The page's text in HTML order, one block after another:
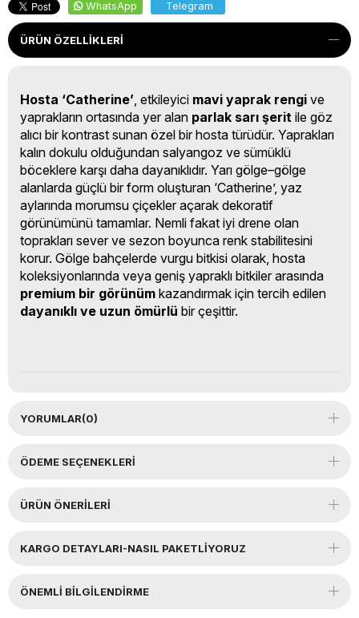
WhatsApp Telegram
ÜRÜN ÖZELLIKLERI
Hosta ‘Catherine’ , etkileyici mavi yaprak rengi ve
yaprakların ortasında yer alan parlak sarı şerit ile göz
alıcı bir kontrast sunan özel bir hosta türüdür. Yaprakları
kalın dokulu olduğundan salyangoz ve sümüklü
böceklere karşı daha dayanıklıdır. Yarı gölge–gölge
alanlarda güçlü bir form oluşturan ‘Catherine’, yaz
aylarında morumsu çiçekler açarak dekoratif
görünümünü tamamlar. Nemli fakat iyi drene olan
toprakları sever ve sezon boyunca renk stabilitesini
korur. Gölge bahçelerde vurgu bitkisi olarak, hosta
koleksiyonlarında veya geniş yapraklı bitkiler arasında
premium bir görünüm kazandırmak için tercih edilen
dayanıklı ve uzun ömürlü bir çeşittir.
YORUMLAR(0)
ÖDEME SEÇENEKLERI
ÜRÜN ÖNERILERI
KARGO DETAYLARI-NASIL PAKETLİYORUZ
ÖNEMLI BILGILENDIRME